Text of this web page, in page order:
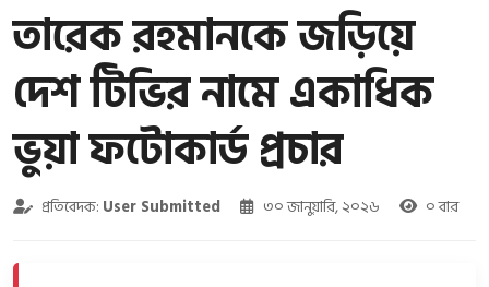
তারেক রহমানকে জড়িয়ে
দেশ টিভির নামে একাধিক
ভুয়া ফটোকার্ড প্রচার
প্রতিবেদক: User Submitted ৩০ জানুয়ারি, ২০২৬ ০ বার